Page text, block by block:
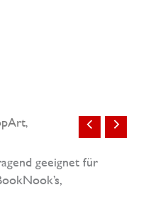
,
geeignet für